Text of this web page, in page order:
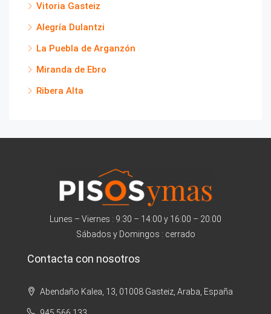
Vitoria Gasteiz
Alegría Dulantzi
La Puebla de Arganzón
Miranda de Ebro
Ribera Alta
Lunes – Viernes : 9:30 – 14:00 y 16:00 – 20:00
Sábados y Domingos : cerrado
Contacta con nosotros
Abendaño Kalea, 13, 01008 Gasteiz, Araba, España